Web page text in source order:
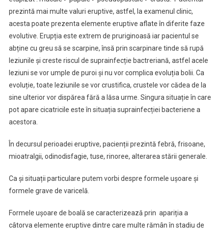
prezintă mai multe valuri eruptive, astfel, la examenul clinic,
acesta poate prezenta elemente eruptive aflate în diferite faze
evolutive. Erupția este extrem de pruriginoasă iar pacientul se
abține cu greu să se scarpine, însă prin scarpinare tinde să rupă
leziunile și creste riscul de suprainfecție bactreriană, astfel acele
leziuni se vor umple de puroi și nu vor complica evoluția bolii. Ca
evoluție, toate leziunile se vor crustifica, crustele vor cădea de la
sine ulterior vor dispărea fără a lăsa urme. Singura situație în care
pot apare cicatricile este în situația suprainfecției bacteriene a
acestora.
În decursul perioadei eruptive, pacienții prezintă febră, frisoane,
mioatralgii, odinodisfagie, tuse, rinoree, alterarea stării generale.
Ca și situații particulare putem vorbi despre formele ușoare și
formele grave de varicelă.
Formele ușoare de boală se caracterizează prin apariția a
câtorva elemente eruptive dintre care multe rămân în stadiu de